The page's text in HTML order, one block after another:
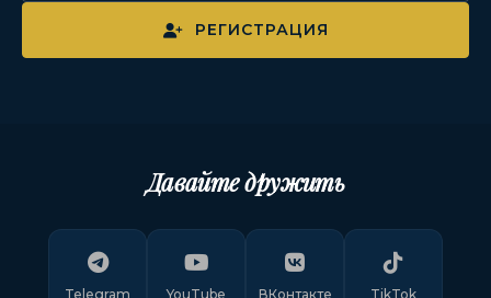
РЕГИСТРАЦИЯ
Давайте дружить
Telegram YouTube ВКонтакте TikTok